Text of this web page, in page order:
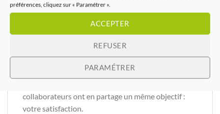
préférences, cliquez sur « Paramétrer ».
ACCEPTER
REFUSER
PARAMÉTRER
Chez Barthel Fleurs, nous sommes horticulteurs de
père en fils depuis 1920. Aujourd’hui, c’est la 4ème
collaborateurs ont en partage un même objectif :
votre satisfaction.